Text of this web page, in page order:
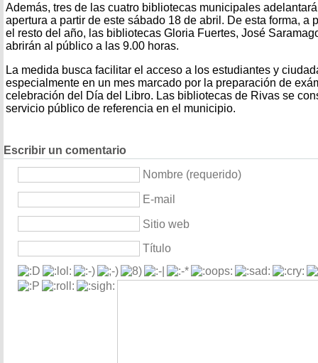
Además, tres de las cuatro bibliotecas municipales
apertura a partir de este sábado 18 de abril. De esta forma, a
el resto del año, las bibliotecas Gloria Fuertes, José
abrirán al público a las 9.00 horas.
La medida busca facilitar el acceso a los estudiantes y
especialmente en un mes marcado por la preparación de
celebración del Día del Libro. Las bibliotecas de Rivas se
servicio público de referencia en el municipio.
Escribir un comentario
Nombre (requerido)
E-mail
Sitio web
Título